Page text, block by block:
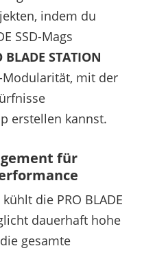
indem du
SSD-Mags
BLADE STATION
Modularität, mit der
erstellen kannst.
für
die PRO BLADE
dauerhaft hohe
gesamte